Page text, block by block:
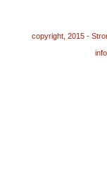
copyright, 2015 -